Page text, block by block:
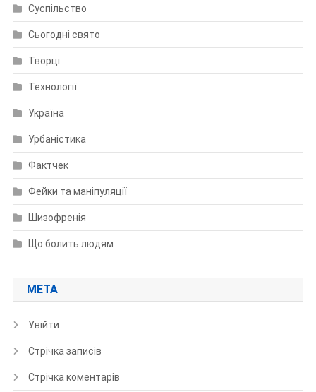
Суспільство
Сьогодні свято
Творці
Технології
Україна
Урбаністика
Фактчек
Фейки та маніпуляції
Шизофренія
Що болить людям
МЕТА
Увійти
Стрічка записів
Стрічка коментарів